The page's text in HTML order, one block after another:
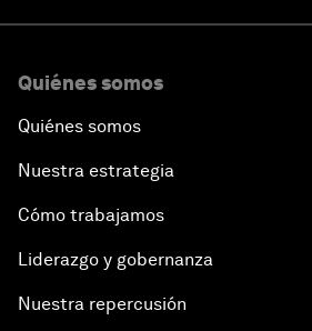
Quiénes somos
Quiénes somos
Nuestra estrategia
Cómo trabajamos
Liderazgo y gobernanza
Nuestra repercusión